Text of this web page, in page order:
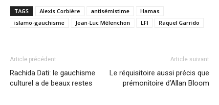
TAGS Alexis Corbière antisémistime
Hamas
islamo-gauchisme
Jean-Luc Mélenchon LFI Raquel Garrido
Article précédent
Rachida Dati: le gauchisme
culturel a de beaux restes
Article suivant
Le réquisitoire aussi précis que
prémonitoire d’Allan Bloom